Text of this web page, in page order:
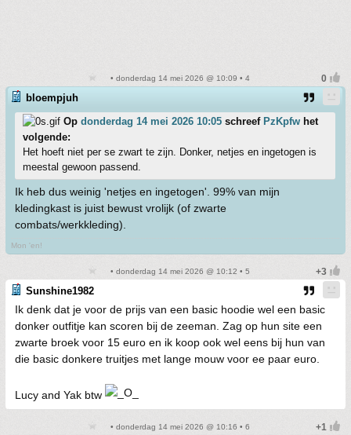
• donderdag 14 mei 2026 @ 10:09 • 4
bloempjuh
Op donderdag 14 mei 2026 10:05 schreef PzKpfw het
volgende:
Het hoeft niet per se zwart te zijn. Donker, netjes en ingetogen is
meestal gewoon passend.
Ik heb dus weinig 'netjes en ingetogen'. 99% van mijn
kledingkast is juist bewust vrolijk (of zwarte
combats/werkkleding).
Mon 'en!
• donderdag 14 mei 2026 @ 10:12 • 5
Sunshine1982
Ik denk dat je voor de prijs van een basic hoodie wel een basic
donker outfitje kan scoren bij de zeeman. Zag op hun site een
zwarte broek voor 15 euro en ik koop ook wel eens bij hun van
die basic donkere truitjes met lange mouw voor ee paar euro.
Lucy and Yak btw
• donderdag 14 mei 2026 @ 10:16 • 6